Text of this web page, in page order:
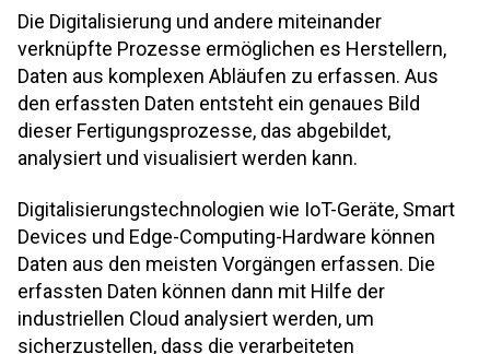
Die Digitalisierung und andere miteinander
verknüpfte Prozesse ermöglichen es Herstellern,
Daten aus komplexen Abläufen zu erfassen. Aus
den erfassten Daten entsteht ein genaues Bild
dieser Fertigungsprozesse, das abgebildet,
analysiert und visualisiert werden kann.
Digitalisierungstechnologien wie IoT-Geräte, Smart
Devices und Edge-Computing-Hardware können
Daten aus den meisten Vorgängen erfassen. Die
erfassten Daten können dann mit Hilfe der
industriellen Cloud analysiert werden, um
sicherzustellen, dass die verarbeiteten